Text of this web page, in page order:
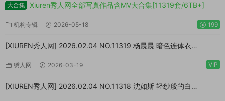
大合集 Xiuren秀人网全部写真作品含MV大合集[11319套/6TB+]
机构专辑 2026-05-18 199
[XIUREN秀人网] 2026.02.04 NO.11319 杨晨晨 暗色连体衣
绣人网 2026-03-19 VIP
[XIUREN秀人网] 2026.02.04 NO.11318 沈如斯 轻纱般的白